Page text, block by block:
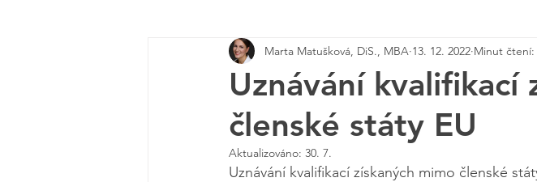
Uznávání kvalifikací
členské státy EU
Marta Matušková, DiS., MBA 13. 12. 2022 Minut čtení:
Aktualizováno: 30. 7.
Uznávání kvalifikací získaných mimo členské